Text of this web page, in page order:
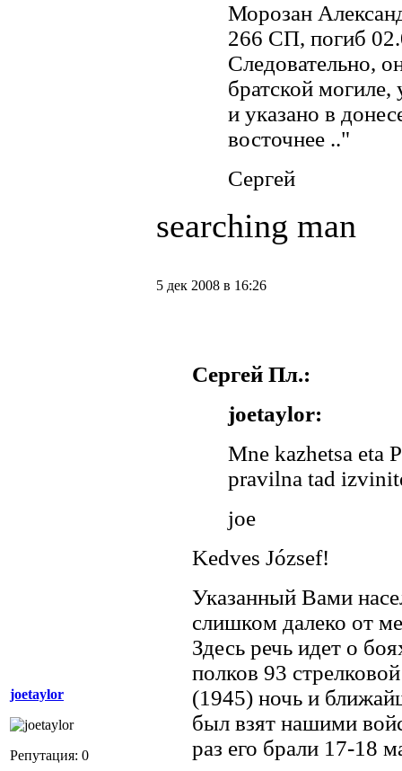
Морозан
266 СП, погиб
Следовательно,
братской могиле,
и указано в
восточнее .."
Сергей
searching man
joetaylor
Репутация: 0
5 дек 2008 в 16:26
Сергей Пл.:
joetaylor:
Mne kazhetsa eta
pravilna tad
joe
Kedves József!
Указанный Вами
слишком далеко от
Здесь речь идет о
полков 93
(1945) ночь и
был взят нашими
раз его брали 17-18